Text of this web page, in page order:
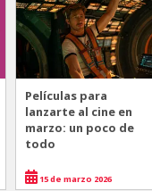
Películas para
lanzarte al cine en
marzo: un poco de
todo
15 de marzo 2026